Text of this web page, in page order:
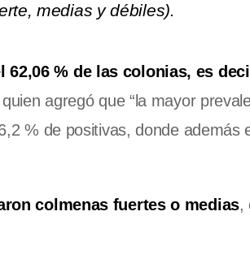
medias y débiles).
% de las colonias, es
agregó que “la mayor
% de positivas, donde además
colmenas fuertes o medias,